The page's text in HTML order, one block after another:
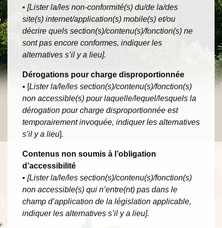
• [Lister la/les non-conformité(s) du/de la/des
site(s) internet/application(s) mobile(s) et/ou
décrire quels section(s)/contenu(s)/fonction(s) ne
sont pas encore conformes, indiquer les
alternatives s’il y a lieu].
Dérogations pour charge disproportionnée
• [Lister la/le/les section(s)/contenu(s)/fonction(s)
non accessible(s) pour laquelle/lequel/lesquels la
dérogation pour charge disproportionnée est
temporairement invoquée, indiquer les alternatives
s’il y a lieu].
Contenus non soumis à l’obligation
d’accessibilité
• [Lister la/le/les section(s)/contenu(s)/fonction(s)
non accessible(s) qui n’entre(nt) pas dans le
champ d’application de la législation applicable,
indiquer les alternatives s’il y a lieu].